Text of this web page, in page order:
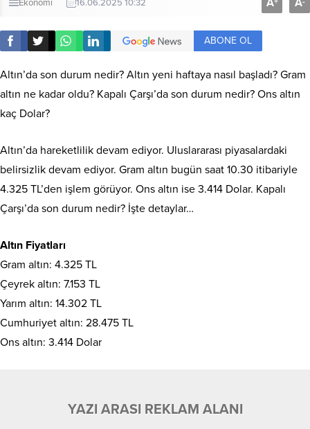
Ekonomi 16.06.2025 10:32
ABONE OL
Altın’da son durum nedir? Altın yeni haftaya nasıl başladı? Gram
altın ne kadar oldu? Kapalı Çarşı’da son durum nedir? Ons altın
kaç Dolar?
Altın’da hareketlilik devam ediyor. Uluslararası piyasalardaki
belirsizlik devam ediyor. Gram altın bugün saat 10.30 itibariyle
4.325 TL’den işlem görüyor. Ons altın ise 3.414 Dolar. Kapalı
Çarşı’da son durum nedir? İşte detaylar…
Altın Fiyatları
Gram altın: 4.325 TL
Çeyrek altın: 7.153 TL
Yarım altın: 14.302 TL
Cumhuriyet altın: 28.475 TL
Ons altın: 3.414 Dolar
YAZI ARASI REKLAM ALANI